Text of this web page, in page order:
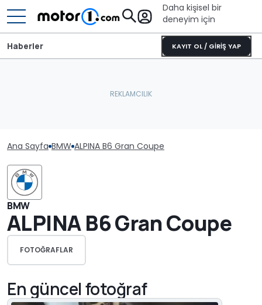
Daha kişisel bir
deneyim için
KAYIT OL / GİRİŞ YAP
Haberler
Ana Sayfa BMW ALPINA B6 Gran Coupe
BMW
ALPINA B6 Gran Coupe
FOTOĞRAFLAR
En güncel fotoğraf